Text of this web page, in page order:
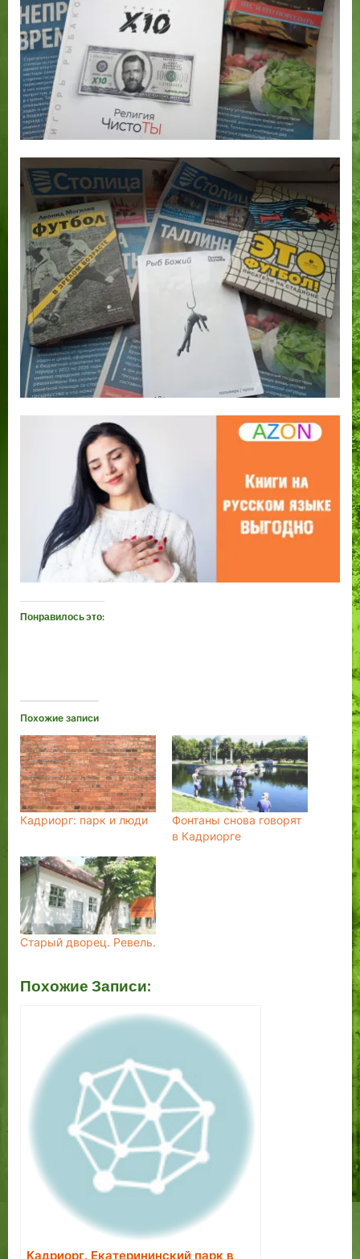
Понравилось это:
Похожие записи
Кадриорг: парк и люди
Фонтаны снова говорят
в Кадриорге
Старый дворец. Ревель.
Похожие Записи:
Кадриорг. Екатерининский парк в